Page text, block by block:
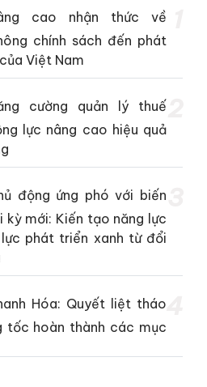
cao nhận thức về
chính sách đến phát
Việt Nam
cường quản lý thuế
lực nâng cao hiệu quả
động ứng phó với biến
kỳ mới: Kiến tạo năng lực
phát triển xanh từ đổi
Hóa: Quyết liệt tháo
tốc hoàn thành các mục